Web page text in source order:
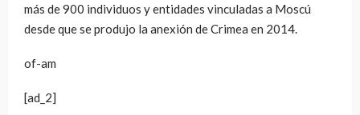
más de 900 individuos y entidades vinculadas a Moscú
desde que se produjo la anexión de Crimea en 2014.
of-am
[ad_2]